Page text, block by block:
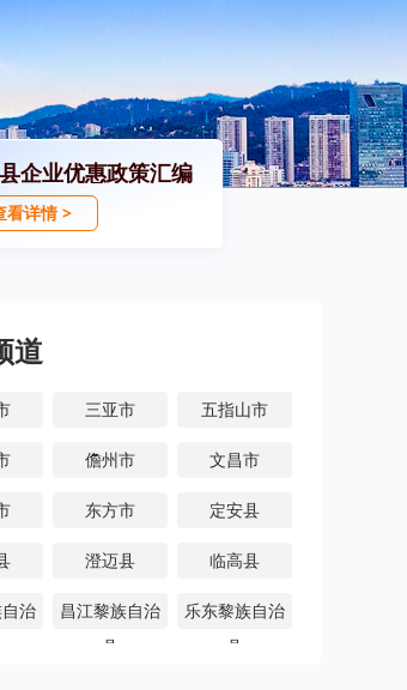
企业优惠政策汇编
看详情 >
道
三亚市 五指山市
儋州市 文昌市
东方市 定安县
澄迈县 临高县
治
昌江黎族自治
县
乐东黎族自治
县